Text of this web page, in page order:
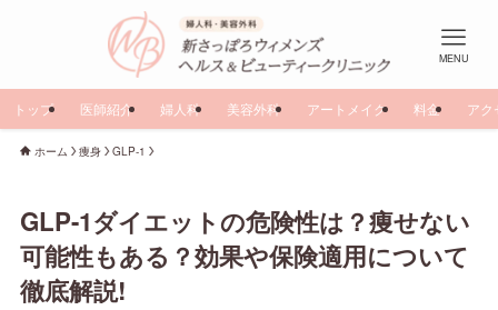
MENU
トップ 医師紹介 婦人科 美容外科 アートメイク 料金 アク
ホーム 痩身 GLP-1
GLP-1ダイエットの危険性は？痩せない
可能性もある？効果や保険適用について
徹底解説!